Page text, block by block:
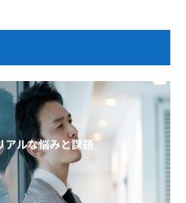
アルな悩みと課題